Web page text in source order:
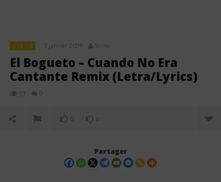
LYRICS 3 janvier 2026 Stone
El Bogueto – Cuando No Era
Cantante Remix (Letra/Lyrics)
57 0
0 0
Partager